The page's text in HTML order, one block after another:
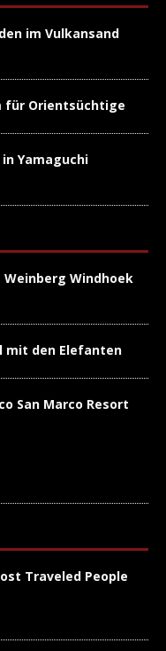
im Vulkansand
für Orientsüchtige
Yamaguchi
Weinberg Windhoek
mit den Elefanten
San Marco Resort
Traveled People